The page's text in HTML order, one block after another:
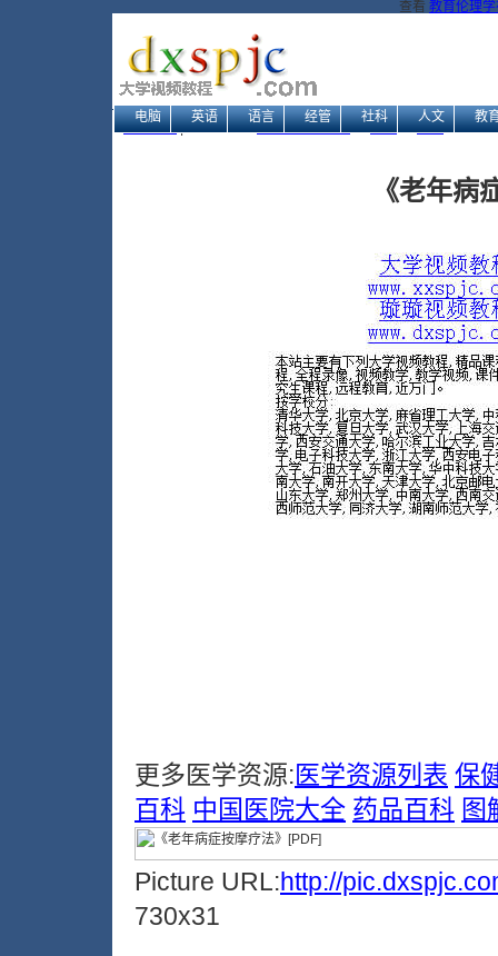
查看 教育伦理
电脑 英语 语言 经管 社科 人文 教
网站地图| 当前位置：大学视频教程网→生活→保健→ 《老
《老年病
更多医学资源:医学资源列表 保
百科 中国医院大全 药品百科 图
Picture URL:http://
730x31